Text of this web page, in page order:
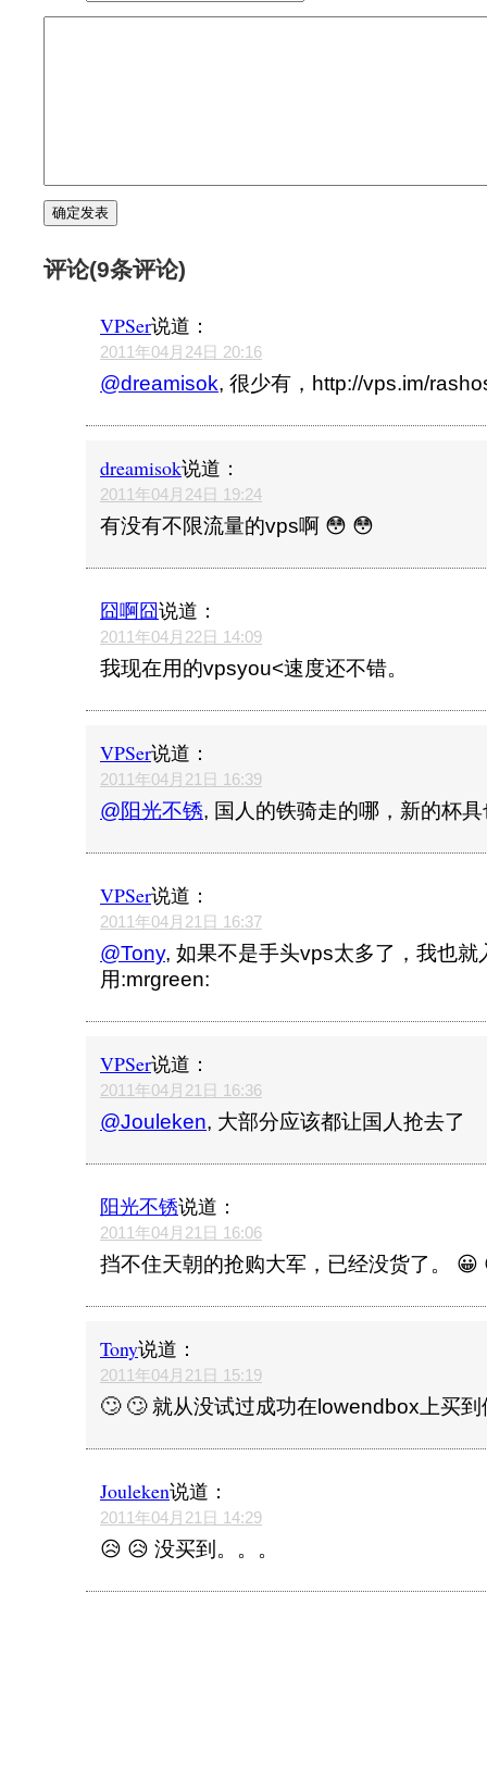
评论(9条评论)
VPSer说道：
2011年04月24日 20:16
@dreamisok, 很少有，http://vps.im/
dreamisok说道：
2011年04月24日 19:24
有没有不限流量的vps啊 😳 😳
囧啊囧说道：
2011年04月22日 14:09
我现在用的vpsyou<速度还不错。
VPSer说道：
2011年04月21日 16:39
@阳光不锈, 国人的铁骑走的哪，新的杯
VPSer说道：
2011年04月21日 16:37
@Tony, 如果不是手头vps太多了，我也就
用:mrgreen:
VPSer说道：
2011年04月21日 16:36
@Jouleken, 大部分应该都让国人抢去了
阳光不锈说道：
2011年04月21日 16:06
挡不住天朝的抢购大军，已经没货了。 😀
Tony说道：
2011年04月21日 15:19
🙄 🙄 就从没试过成功在lowendbox上买到
Jouleken说道：
2011年04月21日 14:29
😥 😥 没买到。。。